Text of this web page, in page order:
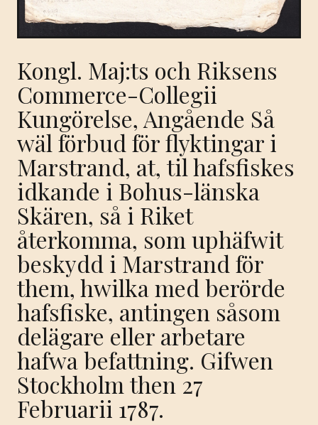
Kongl. Maj:ts och Riksens
Commerce-Collegii
Kungörelse, Angående Så
wäl förbud för flyktingar i
Marstrand, at, til hafsfiskes
idkande i Bohus-länska
Skären, så i Riket
återkomma, som uphäfwit
beskydd i Marstrand för
them, hwilka med berörde
hafsfiske, antingen såsom
delägare eller arbetare
hafwa befattning. Gifwen
Stockholm then 27
Februarii 1787.